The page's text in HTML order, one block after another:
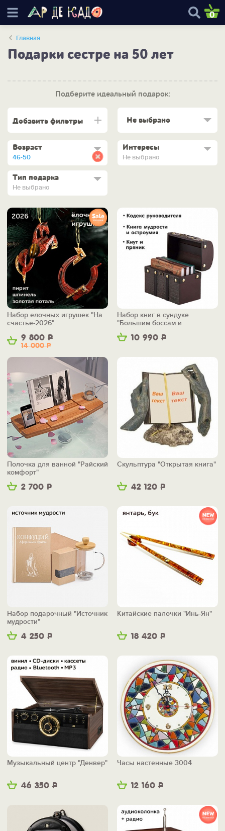
0
Главная
Подарки сестре на 50 лет
Подберите идеальный подарок:
Добавить фильтры Не выбрано
Возраст
46-50
Интересы
Не выбрано
Тип подарка
Не выбрано
9 800 Р
14 000Р
Набор елочных игрушек "На
счастье-2026"
10 990 Р
Набор книг в сундуке
"Большим боссам и
маленьким"
2 700 Р
Полочка для ванной "Райский
комфорт"
42 120 Р
Скульптура "Открытая книга"
4 250 Р
Набор подарочный "Источник
мудрости"
18 420 Р
Китайские палочки "Инь-Ян"
46 350 Р
Музыкальный центр "Денвер"
12 160 Р
Часы настенные 3004